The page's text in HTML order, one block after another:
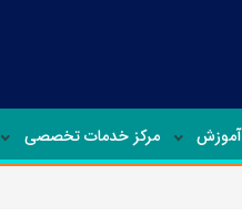
آموزش مرکز خدمات تخصصی